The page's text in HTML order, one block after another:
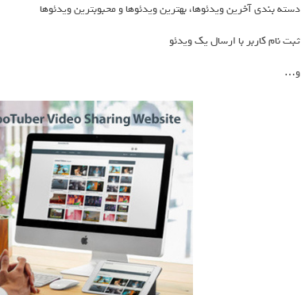
دسته بندی آخرین ویدئوها، بهترین ویدئوها و محبوبترین ویدئوها
ثبت نام کاربر با ارسال یک ویدئو
و…